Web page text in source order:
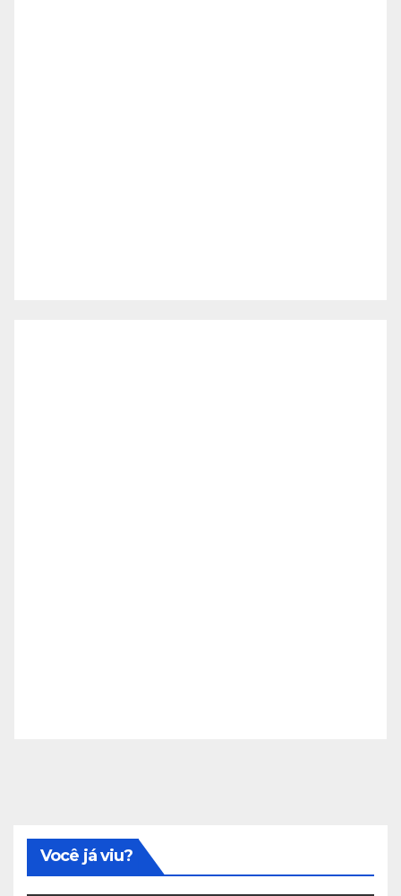
Você já viu?